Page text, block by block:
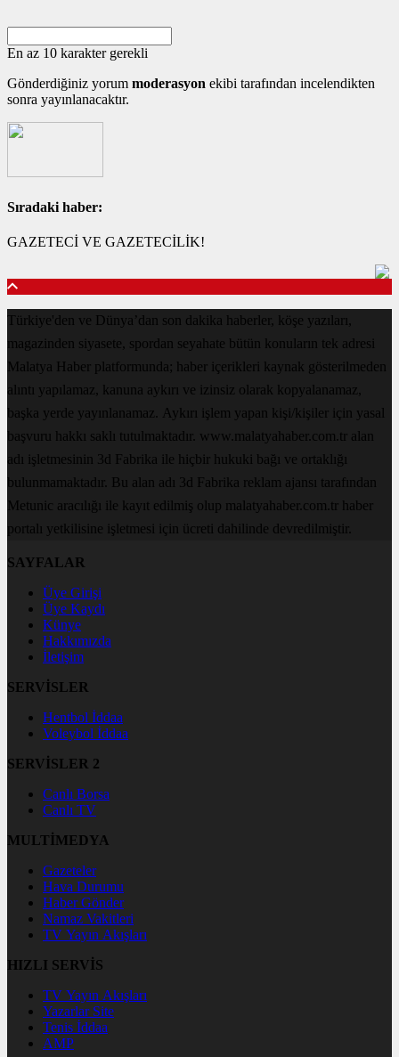
En az 10 karakter gerekli
Gönderdiğiniz yorum moderasyon ekibi tarafından incelendikten
sonra yayınlanacaktır.
Sıradaki haber:
GAZETECİ VE GAZETECİLİK!
Türkiye'den ve Dünya’dan son dakika haberler, köşe yazıları,
magazinden siyasete, spordan seyahate bütün konuların tek adresi
Malatya Haber platformunda; haber içerikleri kaynak gösterilmeden
alıntı yapılamaz, kanuna aykırı ve izinsiz olarak kopyalanamaz,
başka yerde yayınlanamaz. Aykırı işlem yapan kişi/kişiler için yasal
başvuru hakkı saklı tutulmaktadır. www.malatyahaber.com.tr alan
adı işletmesinin 3d Fabrika ile hiçbir hukuki bağı ve ortaklığı
bulunmamaktadır. Bu alan adı 3d Fabrika reklam ajansı tarafından
Metunic aracılığı ile kayıt edilmiş olup malatyahaber.com.tr haber
portalı yetkilisine işletmesi için ücreti dahilinde devredilmiştir.
SAYFALAR
Üye Girişi
Üye Kaydı
Künye
Hakkımızda
İletişim
SERVİSLER
Hentbol İddaa
Voleybol İddaa
SERVİSLER 2
Canlı Borsa
Canlı TV
MULTİMEDYA
Gazeteler
Hava Durumu
Haber Gönder
Namaz Vakitleri
TV Yayın Akışları
HIZLI SERVİS
TV Yayın Akışları
Yazarlar Site
Tenis İddaa
AMP